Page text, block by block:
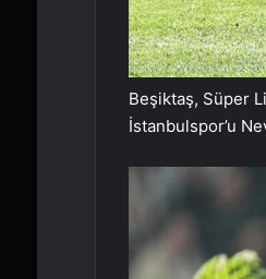
Beşiktaş, Süper
İstanbulspor’u